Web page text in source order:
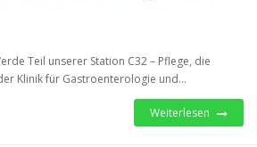
Teil unserer Station C32 – Pflege, die
Klinik für Gastroenterologie und...
Weiterlesen